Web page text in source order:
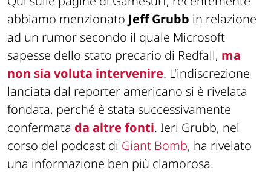
abbiamo menzionato Jeff Grubb in relazione
ad un rumor secondo il quale Microsoft
sapesse dello stato precario di Redfall, ma
non sia voluta intervenire. L'indiscrezione
lanciata dal reporter americano si è rivelata
fondata, perché è stata successivamente
confermata da altre fonti. Ieri Grubb, nel
corso del podcast di Giant Bomb, ha rivelato
una informazione ben più clamorosa.